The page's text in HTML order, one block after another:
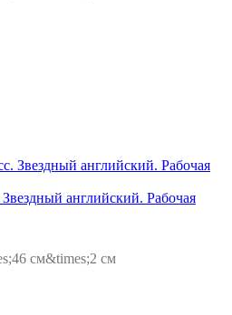
английский. Рабочая
см&times;2 см